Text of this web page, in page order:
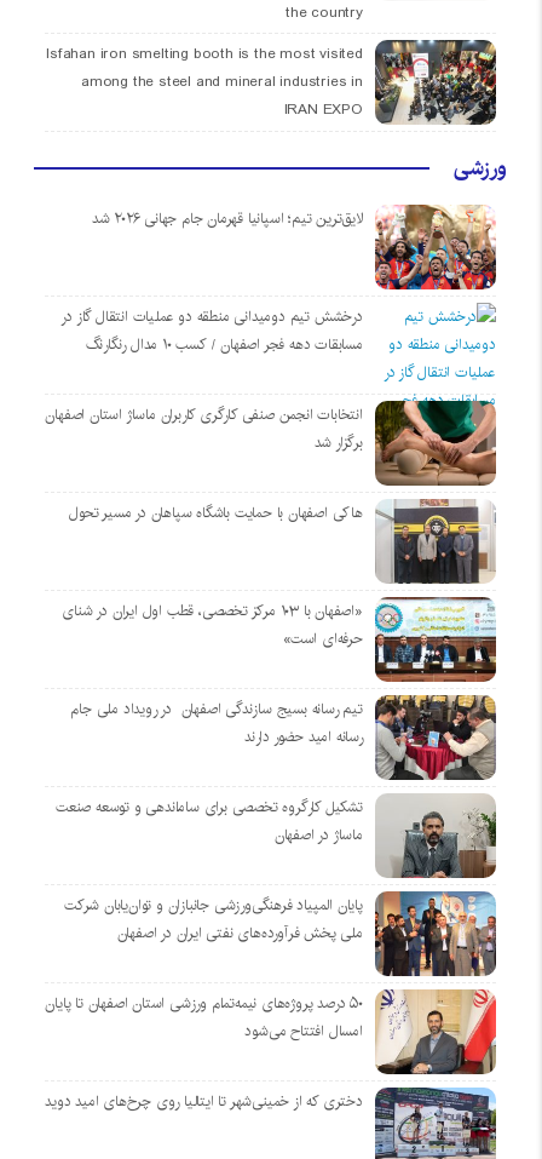
the country
Isfahan iron smelting booth is the most visited
among the steel and mineral industries in
IRAN EXPO
ورزشی
لایق‌ترین تیم؛ اسپانیا قهرمان جام جهانی ۲۰۲۶ شد
درخشش تیم دومیدانی منطقه دو عملیات انتقال گاز در
مسابقات دهه فجر اصفهان / کسب ۱۰ مدال رنگارنگ
انتخابات انجمن صنفی کارگری کاربران ماساژ استان اصفهان
برگزار شد
هاکی اصفهان با حمایت باشگاه سپاهان در مسیر تحول
«اصفهان با ۱۰۳ مرکز تخصصی، قطب اول ایران در شنای
حرفه‌ای است»
تیم رسانه بسیج سازندگی اصفهان در رویداد ملی جام
رسانه امید حضور دارند
تشکیل کارگروه تخصصی برای ساماندهی و توسعه صنعت
ماساژ در اصفهان
پایان المپیاد فرهنگی‌ورزشی جانبازان و توان‌یابان شرکت
ملی پخش فرآورده‌های نفتی ایران در اصفهان
۵۰ درصد پروژه‌های نیمه‌تمام ورزشی استان اصفهان تا پایان
امسال افتتاح می‌شود
دختری که از خمینی‌شهر تا ایتالیا روی چرخ‌های امید دوید